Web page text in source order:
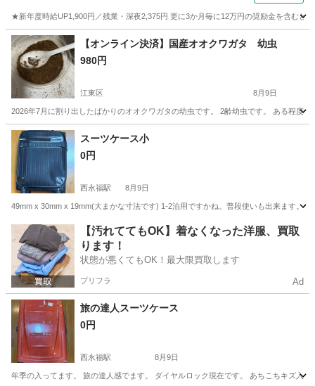
★新年度時給UP1,900円／残業・深夜2,375円 更に3か月毎に12万円の奨励金を含む
神奈川 藤沢市 その他
【オンライン決済】国産オオクワガタ 幼虫
980円
江東区 8月9日
2026年7月に割り出したばかりのオオクワガタの幼虫です。 2齢幼虫です。 ある程度
東京 江東区
スーツケース小
0円
西永福駅 8月9日
49mm x 30mm x 19mm(大まかな寸法です) 1-2泊用ですかね。普段使いも出来ます。
東京 杉並区 西永福駅 その他 スーツケース
【汚れててもOK】着なくなった洋服、買取
ります！
状態が悪くてもOK！最大限買取します
プリフラ Ad
旅の達人スーツケース
0円
西永福駅 8月9日
年季の入ってます。 旅の達人感でます。 ダイヤルロック現在です。 あちこちキズ入